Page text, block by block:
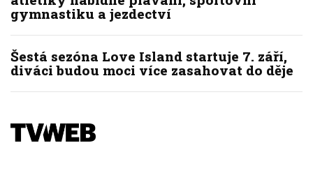
gymnastiku a jezdectví
Šestá sezóna Love Island startuje 7. září,
diváci budou moci více zasahovat do děje